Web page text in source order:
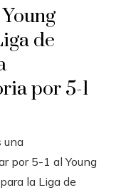
de
por 5-1
una
por 5-1 al Young
la Liga de